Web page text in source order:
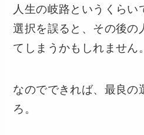
人生の岐路というくらい
選択を誤ると、その後の
てしまうかもしれません。
なのでできれば、最良の
ろ。